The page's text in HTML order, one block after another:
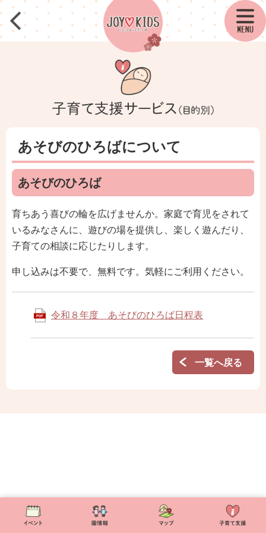
あそびのひろばについて
あそびのひろば
育ちあう喜びの輪を広げませんか。家庭で育児をされて
いるみなさんに、遊びの場を提供し、楽しく遊んだり、
子育ての相談に応じたりします。
申し込みは不要で、無料です。気軽にご利用ください。
令和８年度 あそびのひろば日程表
一覧へ戻る